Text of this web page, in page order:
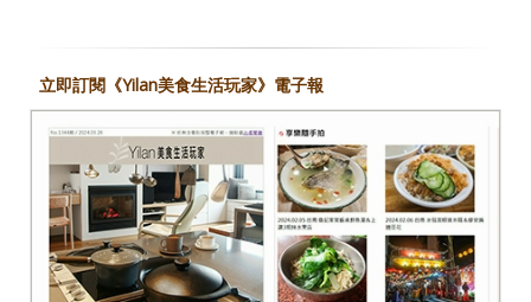
立即訂閱《Yilan美食生活玩家》電子報